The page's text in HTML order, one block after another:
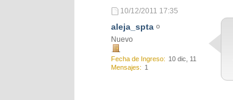
10/12/2011 17:35
aleja_spta
Nuevo
Fecha de Ingreso
10 dic, 11
Mensajes
1